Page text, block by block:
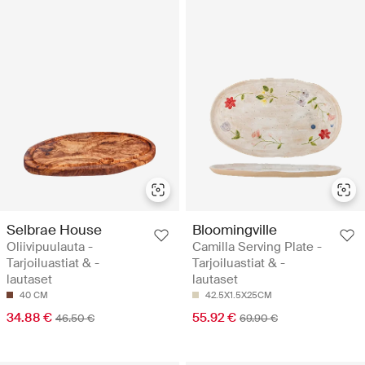
Selbrae House
Oliivipuulauta -
Tarjoiluastiat & -
lautaset
40 CM
34.88 € 46.50 €
Bloomingville
Camilla Serving Plate -
Tarjoiluastiat & -
lautaset
42.5X1.5X25CM
55.92 € 69.90 €